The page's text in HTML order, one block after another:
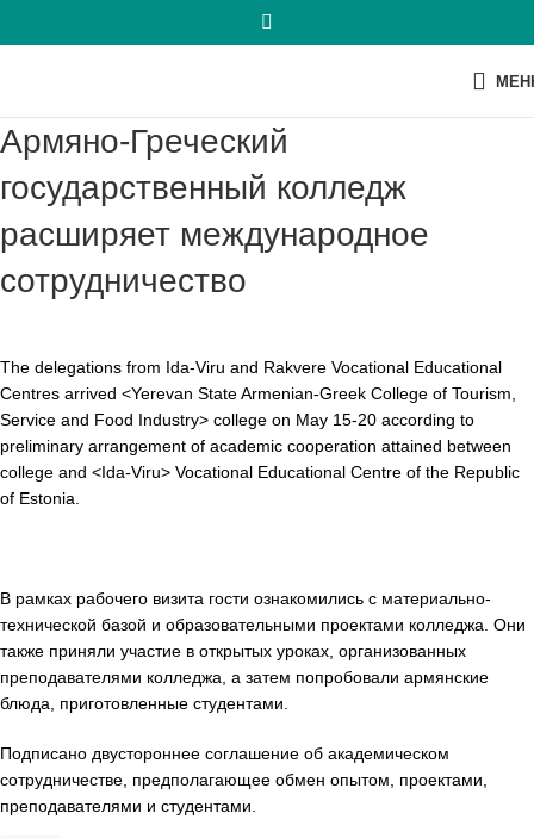
Армяно-Греческий
государственный колледж
расширяет международное
сотрудничество
The delegations from Ida-Viru and Rakvere Vocational Educational
Centres arrived <Yerevan State Armenian-Greek College of Tourism,
Service and Food Industry> college on May 15-20 according to
preliminary arrangement of academic cooperation attained between
college and <Ida-Viru> Vocational Educational Centre of the Republic
of Estonia.
В рамках рабочего визита гости ознакомились с материально-
технической базой и образовательными проектами колледжа. Они
также приняли участие в открытых уроках, организованных
преподавателями колледжа, а затем попробовали армянские
блюда, приготовленные студентами.
Подписано двустороннее соглашение об академическом
сотрудничестве, предполагающее обмен опытом, проектами,
преподавателями и студентами.